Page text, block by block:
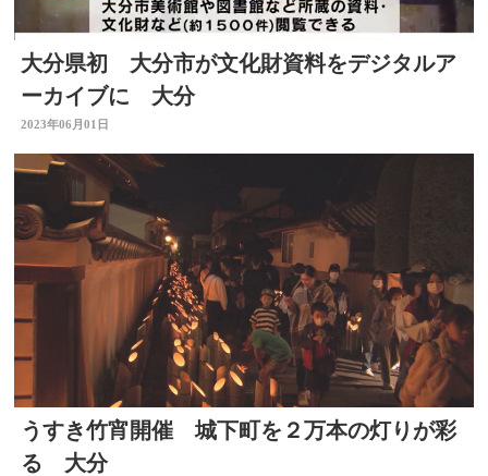
大分県初 大分市が文化財資料をデジタルア
ーカイブに 大分
2023年06月01日
うすき竹宵開催 城下町を２万本の灯りが彩
る 大分